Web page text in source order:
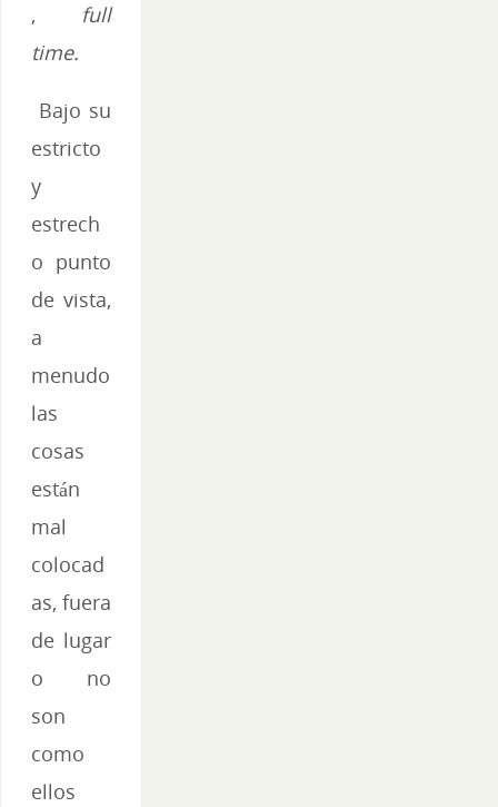
, full
time.
Bajo su
estricto
y
estrech
o punto
de vista,
a
menudo
las
cosas
están
mal
colocad
as, fuera
de lugar
o no
son
como
ellos